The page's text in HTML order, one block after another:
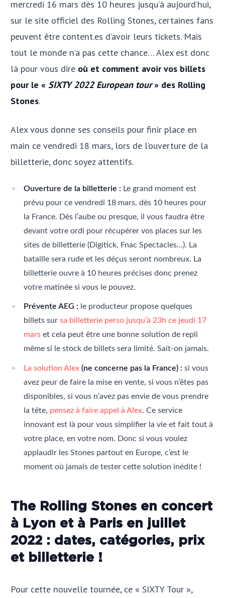
mercredi 16 mars dès 10 heures jusqu’à aujourd’hui,
sur le site officiel des Rolling Stones, certaines fans
peuvent être content.es d’avoir leurs tickets. Mais
tout le monde n’a pas cette chance… Alex est donc
là pour vous dire où et comment avoir vos billets
pour le « SIXTY 2022 European tour» des Rolling
Stones.
Alex vous donne ses conseils pour finir place en
main ce vendredi 18 mars, lors de l’ouverture de la
billetterie, donc soyez attentifs.
Ouverture de la billetterie : Le grand moment est
prévu pour ce vendredi 18 mars, dès 10 heures pour
la France. Dès l’aube ou presque, il vous faudra être
devant votre ordi pour récupérer vos places sur les
sites de billetterie (Digitick, Fnac Spectacles…). La
bataille sera rude et les déçus seront nombreux. La
billetterie ouvre à 10 heures précises donc prenez
votre matinée si vous le pouvez.
Prévente AEG : le producteur propose quelques
billets sursa billetterie perso jusqu’à 23h ce jeudi 17
mars et cela peut être une bonne solution de repli
même si le stock de billets sera limité. Sait-on jamais.
La solution Alex (ne concerne pas la France) : si vous
avez peur de faire la mise en vente, si vous n’êtes pas
disponibles, si vous n’avez pas envie de vous prendre
la tête, pensez à faire appel à Alex. Ce service
innovant est là pour vous simplifier la vie et fait tout à
votre place, en votre nom. Donc si vous voulez
applaudir les Stones partout en Europe, c’est le
moment où jamais de tester cette solution inédite !
The Rolling Stones en concert
à Lyon et à Paris en juillet
2022 : dates, catégories, prix
et billetterie !
Pour cette nouvelle tournée, ce « SIXTY Tour »,